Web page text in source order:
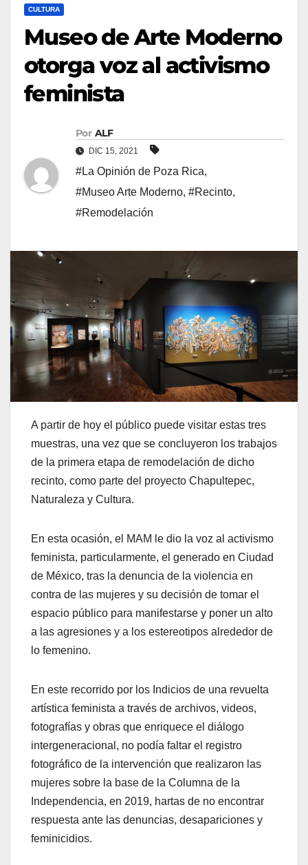
CULTURA
Museo de Arte Moderno
otorga voz al activismo
feminista
Por ALF
DIC 15, 2021
#La Opinión de Poza Rica,
#Museo Arte Moderno, #Recinto,
#Remodelación
A partir de hoy el público puede visitar estas tres
muestras, una vez que se concluyeron los trabajos
de la primera etapa de remodelación de dicho
recinto, como parte del proyecto Chapultepec,
Naturaleza y Cultura.
En esta ocasión, el MAM le dio la voz al activismo
feminista, particularmente, el generado en Ciudad
de México, tras la denuncia de la violencia en
contra de las mujeres y su decisión de tomar el
espacio público para manifestarse y poner un alto
a las agresiones y a los estereotipos alrededor de
lo femenino.
En este recorrido por los Indicios de una revuelta
artística feminista a través de archivos, videos,
fotografías y obras que enriquece el diálogo
intergeneracional, no podía faltar el registro
fotográfico de la intervención que realizaron las
mujeres sobre la base de la Columna de la
Independencia, en 2019, hartas de no encontrar
respuesta ante las denuncias, desapariciones y
feminicidios.